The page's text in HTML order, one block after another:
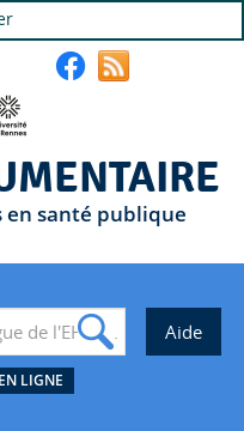
en santé publique
LIGNE